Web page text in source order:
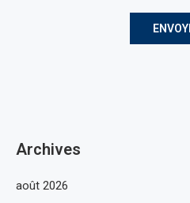
Archives
août 2026